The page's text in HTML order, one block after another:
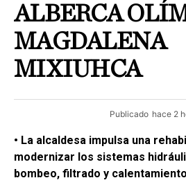
ALBERCA
MAGDALENA
MIXIUHCA
Publicado hace 2
• La alcaldesa impulsa una
modernizar los sistemas
bombeo, filtrado y